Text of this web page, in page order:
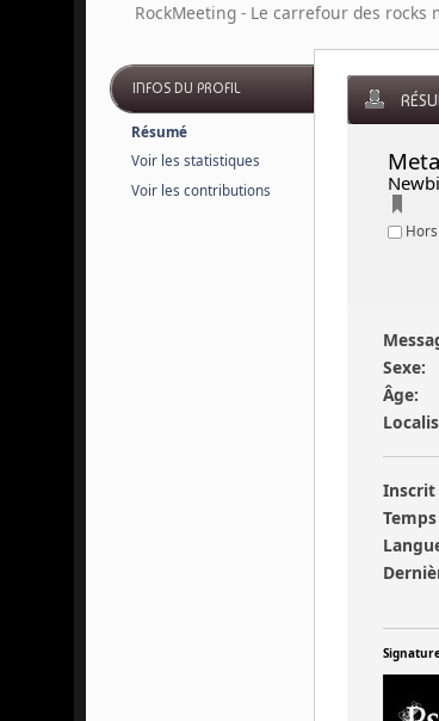
RockMeeting - Le carrefour des rocks
INFOS DU PROFIL
Résumé
Voir les statistiques
Voir les contributions
Hors
Sexe:
Âge:
Inscrit